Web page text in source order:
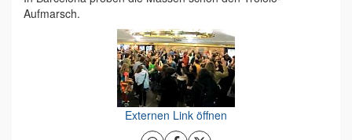
Aufmarsch.
Externen Link öffnen